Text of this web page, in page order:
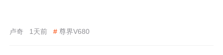
卢奇 1天前 # 尊界V680